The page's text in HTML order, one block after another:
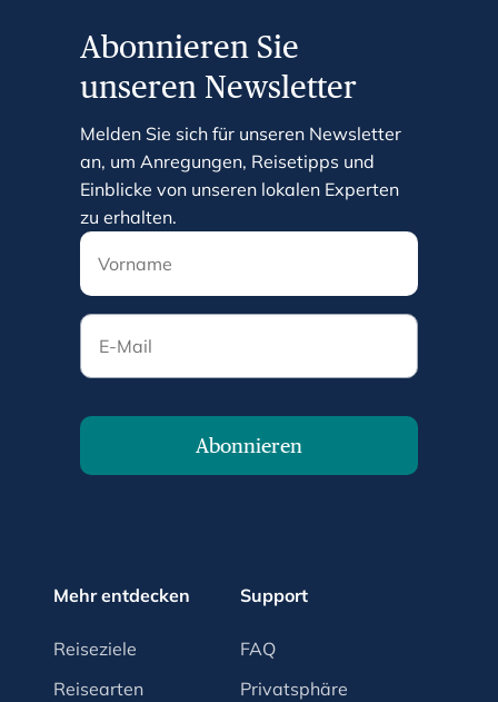
Abonnieren Sie
unseren Newsletter
Melden Sie sich für unseren Newsletter
an, um Anregungen, Reisetipps und
Einblicke von unseren lokalen Experten
zu erhalten.
E-Mail
Abonnieren
Mehr entdecken
Reiseziele
Reisearten
Support
FAQ
Privatsphäre